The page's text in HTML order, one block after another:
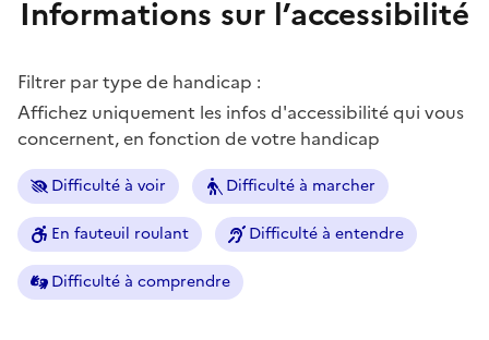
Informations sur l’accessibilité
Filtrer par type de handicap :
Affichez uniquement les infos d'accessibilité qui vous
concernent, en fonction de votre handicap
Difficulté à voir Difficulté à marcher
En fauteuil roulant Difficulté à entendre
Difficulté à comprendre